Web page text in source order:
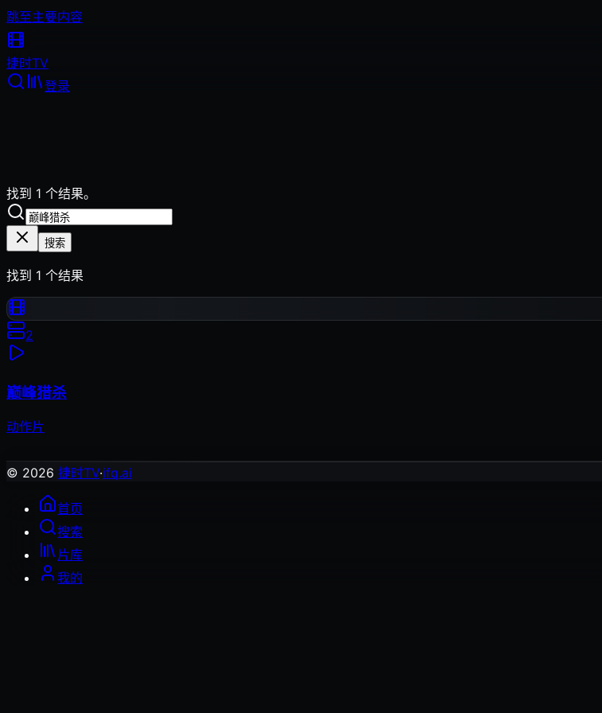
跳至主要内容
捷时TV
登录
找到 1 个结果。
搜索
找到 1 个结果
2
巅峰猎杀
动作片
© 2026 捷时TV·ifq.ai
首页
搜索
片库
我的